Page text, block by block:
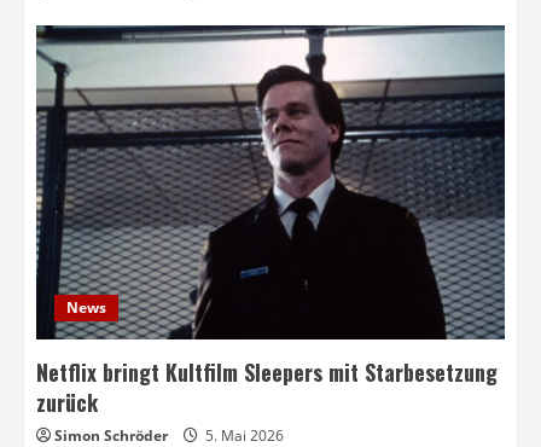
News
Netflix bringt Kultfilm Sleepers mit Starbesetzung
zurück
Simon Schröder 5. Mai 2026